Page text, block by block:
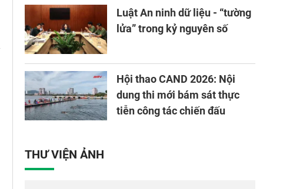
Luật An ninh dữ liệu - “tường
lửa” trong kỷ nguyên số
Hội thao CAND 2026: Nội
dung thi mới bám sát thực
tiễn công tác chiến đấu
THƯ VIỆN ẢNH